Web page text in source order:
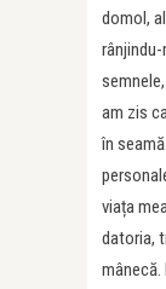
domol,
am zis
în
viața
datoria,
mânecă.